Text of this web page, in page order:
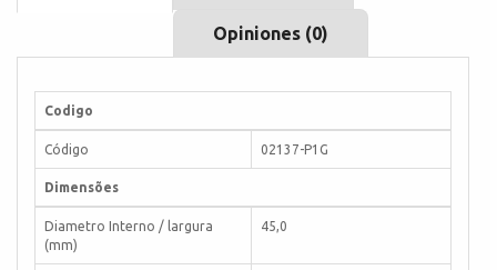
Opiniones (0)
Codigo
Código 02137-P1G
Dimensões
Diametro Interno / largura
(mm)
45,0